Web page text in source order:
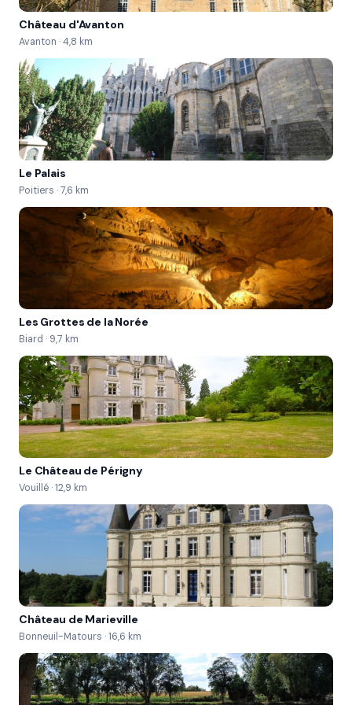
très incisive  la voiture semble prendre les virages
toute seule  c'est idéal pour progresser
rapidement !
Château d'Avanton
Avanton · 4,8 km
Le Palais
Poitiers · 7,6 km
Les Grottes de la Norée
Biard · 9,7 km
Le Château de Périgny
Vouillé · 12,9 km
Château de Marieville
Bonneuil-Matours · 16,6 km